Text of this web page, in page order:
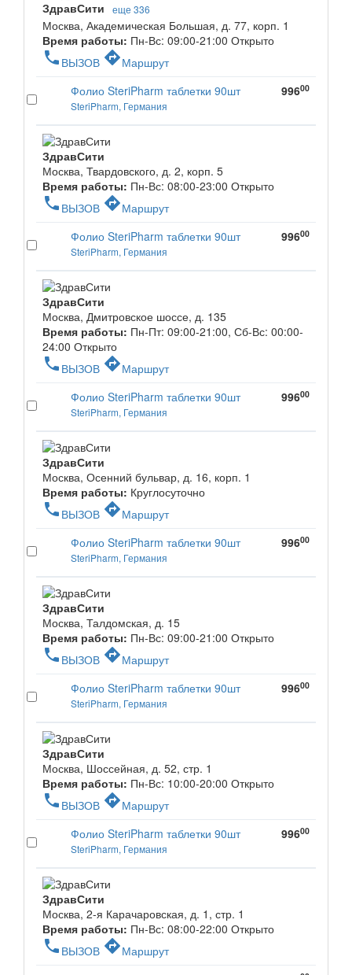
ЗдравСити еще 336
Москва, Академическая Большая, д. 77, корп. 1
Время работы: Пн-Вс: 09:00-21:00 Открыто
phone ВЫЗОВ directionsМаршрут
Фолио SteriPharm таблетки 90шт
SteriPharm, Германия
99600
ЗдравСити
Москва, Твардовского, д. 2, корп. 5
Время работы: Пн-Вс: 08:00-23:00 Открыто
phone ВЫЗОВ directionsМаршрут
Фолио SteriPharm таблетки 90шт
SteriPharm, Германия
99600
ЗдравСити
Москва, Дмитровское шоссе, д. 135
Время работы: Пн-Пт: 09:00-21:00, Сб-Вс: 00:00-
24:00 Открыто
phone ВЫЗОВ directionsМаршрут
Фолио SteriPharm таблетки 90шт
SteriPharm, Германия
99600
ЗдравСити
Москва, Осенний бульвар, д. 16, корп. 1
Время работы: Круглосуточно
phone ВЫЗОВ directionsМаршрут
Фолио SteriPharm таблетки 90шт
SteriPharm, Германия
99600
ЗдравСити
Москва, Талдомская, д. 15
Время работы: Пн-Вс: 09:00-21:00 Открыто
phone ВЫЗОВ directionsМаршрут
Фолио SteriPharm таблетки 90шт
SteriPharm, Германия
99600
ЗдравСити
Москва, Шоссейная, д. 52, стр. 1
Время работы: Пн-Вс: 10:00-20:00 Открыто
phone ВЫЗОВ directionsМаршрут
Фолио SteriPharm таблетки 90шт
SteriPharm, Германия
99600
ЗдравСити
Москва, 2-я Карачаровская, д. 1, стр. 1
Время работы: Пн-Вс: 08:00-22:00 Открыто
phone ВЫЗОВ directionsМаршрут